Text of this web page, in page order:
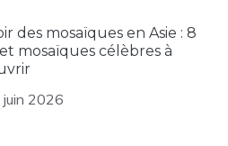
des mosaïques en Asie : 8
mosaïques célèbres à
juin 2026